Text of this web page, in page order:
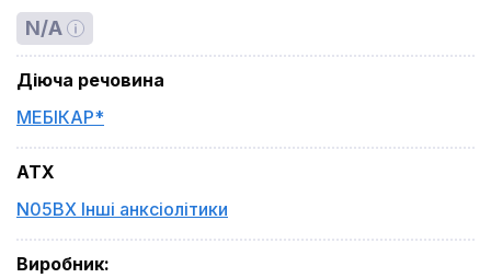
N/A
Діюча речовина
МЕБІКАР*
ATX
N05BX Інші анксіолітики
Виробник: